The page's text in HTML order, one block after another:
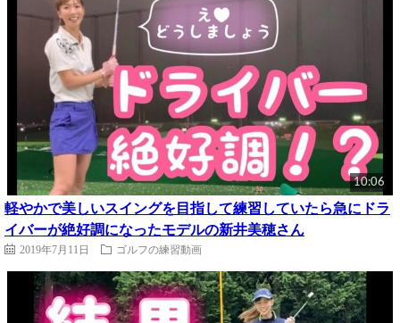
10:06
軽やかで美しいスイングを目指して練習していたら急にドラ
イバーが絶好調になったモデルの新井美穂さん
2019年7月11日 ゴルフの練習動画